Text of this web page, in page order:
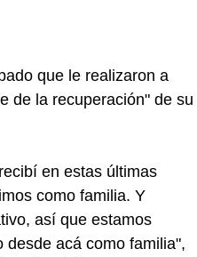
que le realizaron a
de la recuperación" de su
en estas últimas
como familia. Y
así que estamos
desde acá como familia",